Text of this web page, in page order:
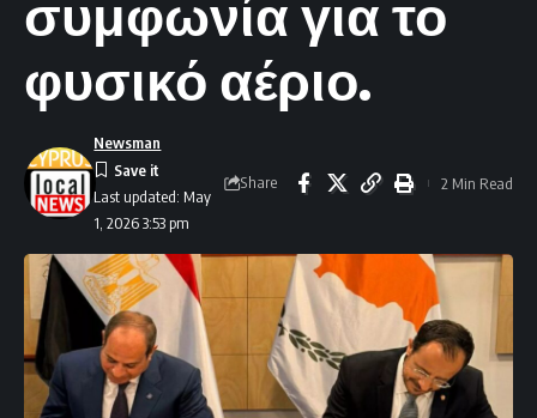
συμφωνία για το
φυσικό αέριο.
Last updated: May
1, 2026 3:53 pm
Newsman
Share 2 Min Read